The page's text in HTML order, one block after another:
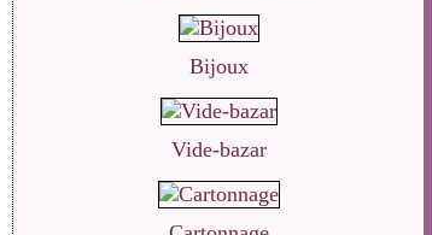
Bijoux
Vide-bazar